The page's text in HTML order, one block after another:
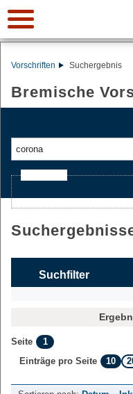
Vorschriften Suchergebnis
Bremische
Suchfilter
Seite
1
Einträge pro Seite
10